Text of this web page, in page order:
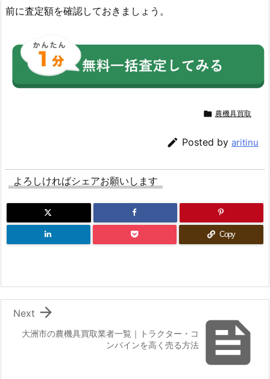
前に査定額を確認しておきましょう。
 農機具買取
 Posted by aritinu
よろしければシェアお願いします
Copy

大洲市の農機具買取業者一覧｜トラクター・コ
ンバインを高く売る方法

Next